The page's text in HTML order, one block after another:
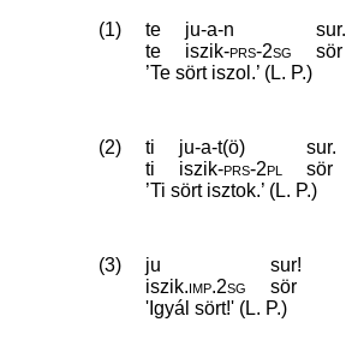
(1) te ju-a-n
sur.
te
iszik‑prs‑2sg
sör
’Te sört iszol.’ (L. P.)
(2) ti ju-a-t(ö)
sur.
ti
iszik‑prs‑2pl
sör
’Ti sört isztok.’ (L. P.)
(3) ju
sur!
iszik.imp.2sg
sör
'Igyál sört!' (L. P.)